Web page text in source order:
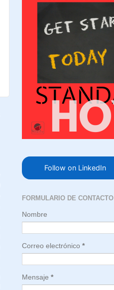
Follow on LinkedIn
FORMULARIO DE CONTACTO
Nombre
Correo electrónico *
Mensaje *